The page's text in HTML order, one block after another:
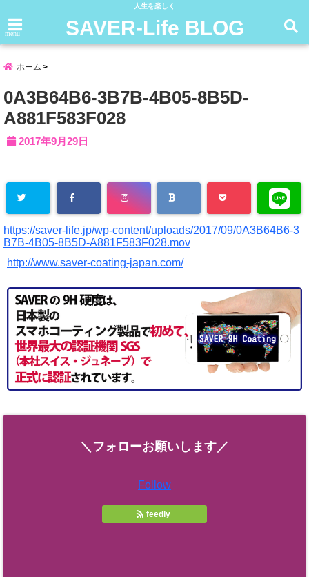
人生を楽しく
menu SAVER-Life BLOG
ホーム
0A3B64B6-3B7B-4B05-8B5D-
A881F583F028
2017年9月29日
https://saver-life.jp/wp-content/uploads/2017/09/0A3B64B6-3
B7B-4B05-8B5D-A881F583F028.mov
http://www.saver-coating-japan.com/
＼フォローお願いします／
Follow
feedly